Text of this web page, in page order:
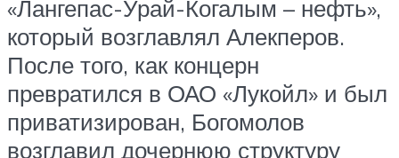
«Лангепас-Урай-Когалым – нефть»,
который возглавлял Алекперов.
После того, как концерн
превратился в ОАО «Лукойл» и был
приватизирован, Богомолов
возглавил дочернюю структуру